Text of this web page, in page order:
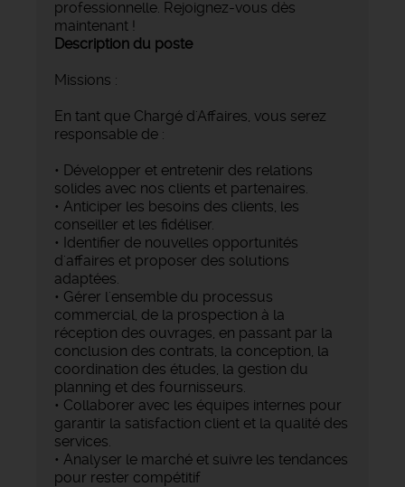
professionnelle. Rejoignez-vous dès
maintenant !
Description du poste
Missions :
En tant que Chargé d'Affaires, vous serez
responsable de :
• Développer et entretenir des relations
solides avec nos clients et partenaires.
• Anticiper les besoins des clients, les
conseiller et les fidéliser.
• Identifier de nouvelles opportunités
d'affaires et proposer des solutions
adaptées.
• Gérer l'ensemble du processus
commercial, de la prospection à la
réception des ouvrages, en passant par la
conclusion des contrats, la conception, la
coordination des études, la gestion du
planning et des fournisseurs.
• Collaborer avec les équipes internes pour
garantir la satisfaction client et la qualité des
services.
• Analyser le marché et suivre les tendances
pour rester compétitif